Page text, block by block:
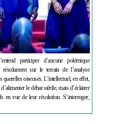
participer d’aucune polémique
sur le terrain de l’analyse
querelles oiseuses. L’intellectuel, en effet,
le débat stérile, mais d’éclairer
en vue de leur résolution. S’interroger,